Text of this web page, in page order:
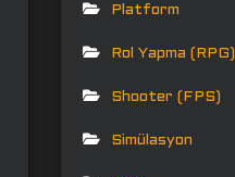
Platform
Rol Yapma (RPG)
Shooter (FPS)
Simülasyon